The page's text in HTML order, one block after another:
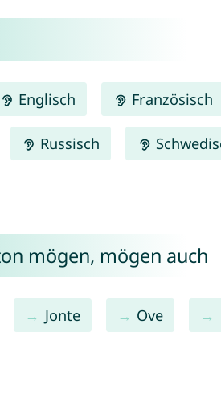
Englisch Französisch
Russisch
mögen, mögen auch
Jonte Ove